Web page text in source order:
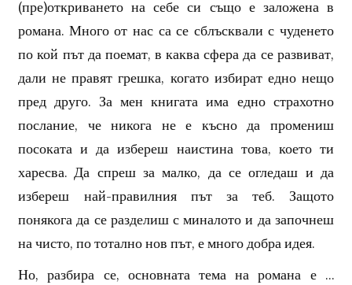
(пре)откриването на себе си също е заложена в
романа. Много от нас са се сблъсквали с чуденето
по кой път да поемат, в каква сфера да се развиват,
дали не правят грешка, когато избират едно нещо
пред друго. За мен книгата има едно страхотно
послание, че никога не е късно да промениш
посоката и да избереш наистина това, което ти
харесва. Да спреш за малко, да се огледаш и да
избереш най-правилния път за теб. Защото
понякога да се разделиш с миналото и да започнеш
на чисто, по тотално нов път, е много добра идея.
Но, разбира се, основната тема на романа е …